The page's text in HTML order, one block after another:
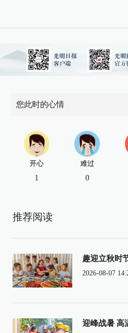
您此时的心情
开心
1
难过
0
推荐阅读
趣迎立秋时
2026-08-07
迎峰战暑 高